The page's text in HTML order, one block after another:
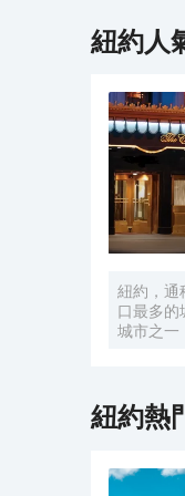
紐約人
紐約，通
口最多
城市之一
都」。
紐約熱